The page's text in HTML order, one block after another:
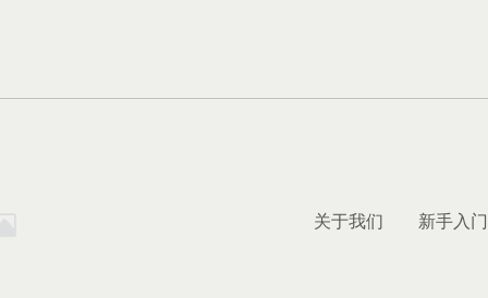
关于我们 新手入门